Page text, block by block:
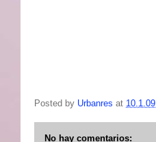
Posted by Urbanres at 10.1.09
No hay comentarios: